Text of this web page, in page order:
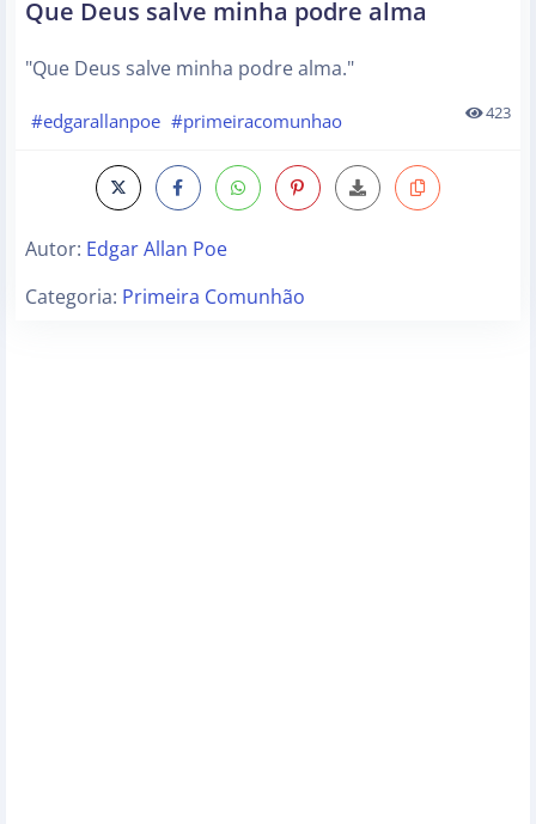
Que Deus salve minha podre alma
"Que Deus salve minha podre alma."
#edgarallanpoe #primeiracomunhao 423
Autor: Edgar Allan Poe
Categoria: Primeira Comunhão